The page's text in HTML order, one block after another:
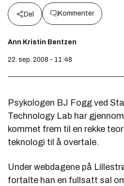
Del Kommenter
Ann Kristin Bentzen
22. sep. 2008 - 11:48
Psykologen BJ Fogg ved
Technology Lab har
kommet frem til en rekke
teknologi til å overtale.
Under webdagene på
fortalte han en fullsatt sal